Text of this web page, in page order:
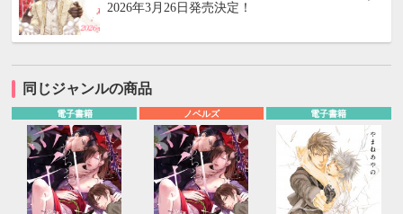
2026年3月26日発売決定！
同じジャンルの商品
電子書籍 ノベルズ 電子書籍